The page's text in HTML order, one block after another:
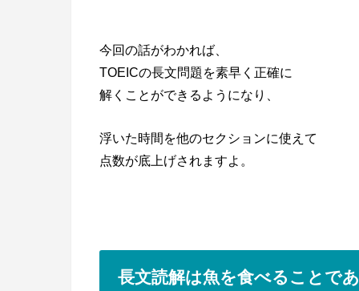
今回の話がわかれば、
TOEICの長文問題を素早く正確に
解くことができるようになり、
浮いた時間を他のセクションに使えて
点数が底上げされますよ。
長文読解は魚を食べることで